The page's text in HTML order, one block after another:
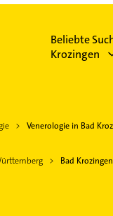
Beliebte
Krozingen
Venerologie in Bad
Bad Krozingen